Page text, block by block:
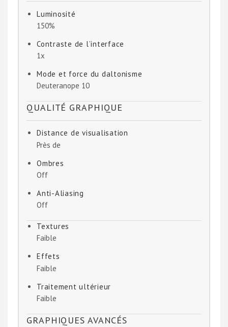
Luminosité
150%
Contraste de l’interface
1x
Mode et force du daltonisme
Deuteranope 10
QUALITÉ GRAPHIQUE
Distance de visualisation
Près de
Ombres
Off
Anti-Aliasing
Off
Textures
Faible
Effets
Faible
Traitement ultérieur
Faible
GRAPHIQUES AVANCÉS